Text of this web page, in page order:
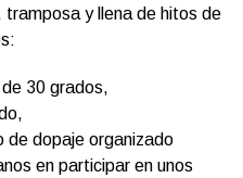
y llena de hitos de
30 grados,
de dopaje organizado
en participar en unos